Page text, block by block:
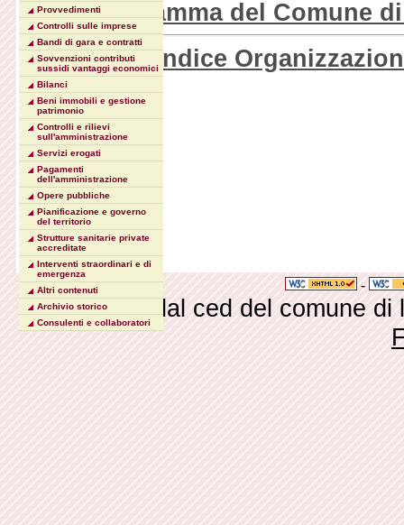
Organigramma del Comune
Torna all'indice
Provvedimenti
Controlli sulle imprese
Bandi di gara e contratti
Sovvenzioni contributi
sussidi vantaggi economici
Bilanci
Beni immobili e gestione
patrimonio
Controlli e rilievi
sull'amministrazione
Servizi erogati
Pagamenti
dell'amministrazione
Opere pubbliche
Pianificazione e governo
del territorio
Strutture sanitarie private
accreditate
Interventi straordinari e di
emergenza
Altri contenuti
Archivio storico
Consulenti e collaboratori
-
Realizzato dal ced del comune